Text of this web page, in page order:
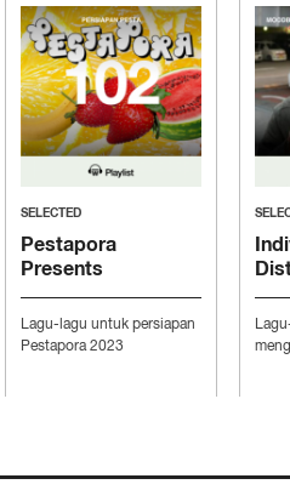
SELECTED
Pestapora
Presents
“Persiapan Pesta”
Lagu-lagu untuk persiapan
Pestapora 2023